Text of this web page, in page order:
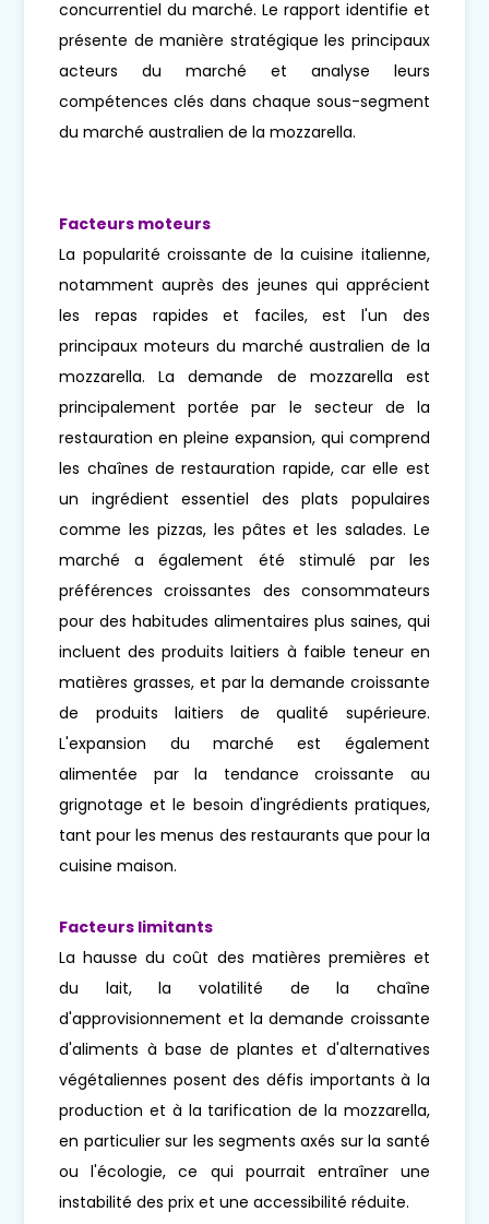
concurrentiel du marché. Le rapport identifie et
présente de manière stratégique les principaux
acteurs du marché et analyse leurs
compétences clés dans chaque sous-segment
du marché australien de la mozzarella.
Facteurs moteurs
La popularité croissante de la cuisine italienne,
notamment auprès des jeunes qui apprécient
les repas rapides et faciles, est l'un des
principaux moteurs du marché australien de la
mozzarella. La demande de mozzarella est
principalement portée par le secteur de la
restauration en pleine expansion, qui comprend
les chaînes de restauration rapide, car elle est
un ingrédient essentiel des plats populaires
comme les pizzas, les pâtes et les salades. Le
marché a également été stimulé par les
préférences croissantes des consommateurs
pour des habitudes alimentaires plus saines, qui
incluent des produits laitiers à faible teneur en
matières grasses, et par la demande croissante
de produits laitiers de qualité supérieure.
L'expansion du marché est également
alimentée par la tendance croissante au
grignotage et le besoin d'ingrédients pratiques,
tant pour les menus des restaurants que pour la
cuisine maison.
Facteurs limitants
La hausse du coût des matières premières et
du lait, la volatilité de la chaîne
d'approvisionnement et la demande croissante
d'aliments à base de plantes et d'alternatives
végétaliennes posent des défis importants à la
production et à la tarification de la mozzarella,
en particulier sur les segments axés sur la santé
ou l'écologie, ce qui pourrait entraîner une
instabilité des prix et une accessibilité réduite.